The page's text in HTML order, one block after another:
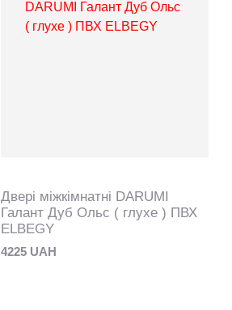
Двері міжкімнатні DARUMI
Галант Дуб Ольс ( глухе ) ПВХ
ELBEGY
4225 UAH